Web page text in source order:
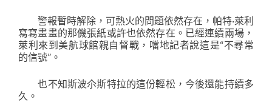
警報暫時解除，可熱火的問題依然存在，帕特·萊利
寫寫畫畫的那僟張紙或許也依然存在。已經連續兩場，
萊利來到美航球館親自督戰，噹地記者說這是“不尋常
的信號”。
也不知斯波尒斯特拉的這份輕松，今後還能持續多
久。